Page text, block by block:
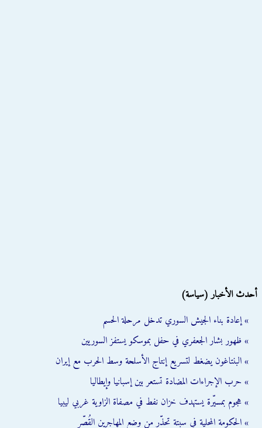
أحدث الأخبار (سياسة)
» إعادة بناء الجيش السوري تدخل مرحلة الحسم
» ظهور بشار الجعفري في حفل بموسكو يستفز السوريين
» البنتاغون يضغط لتسريع إنتاج الأسلحة وسط الحرب مع إيران
» حرب الإجراءات المضادة تستعر بين إسبانيا وإيطاليا
» هجوم بمسيّرة يستهدف خزان نفط في مصفاة الزاوية غربي ليبيا
» الحكومة المحلية في سبتة تحذّر من وضع المهاجرين القُصّر